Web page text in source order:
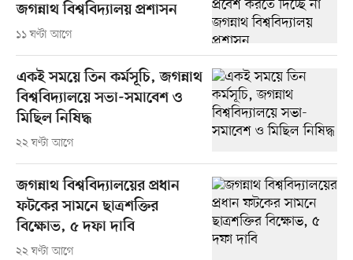
জগন্নাথ বিশ্ববিদ্যালয় প্রশাসন
১১ ঘণ্টা আগে
একই সময়ে তিন কর্মসূচি, জগন্নাথ
বিশ্ববিদ্যালয়ে সভা-সমাবেশ ও
মিছিল নিষিদ্ধ
২২ ঘণ্টা আগে
জগন্নাথ বিশ্ববিদ্যালয়ের প্রধান
ফটকের সামনে ছাত্রশক্তির
বিক্ষোভ, ৫ দফা দাবি
২২ ঘণ্টা আগে